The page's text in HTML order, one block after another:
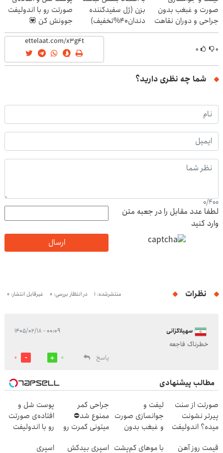
صورت و غبغب بدون
جراحی و دوران نقاهت
✨
بزن (ژل سفیدکننده
دندان40%تخفیف)
صورتت رو با اندولیفت
جوونش کن 💟
۰ ۰
شما چه نظری دارید؟
0/400
لطفا عدد مقابل را در جعبه متن
وارد کنید
ارسال
نظرات منتشرشده: 1 در انتظار بررسی: 0 غیرقابل انتشار: 0
سهیلاگزانی ۰۰:۰۹ - ۱۴۰۵/۰۲/۱۸
خطرناک فاجعه
پاسخ
0
0
مطالب پیشنهادی
صورتت از سنت
پیرتر نشونت
میده؟ اندولیفت
🔰
لیفت و
جوانسازی صورت
و غبغب بدون
نقاهت ✨
جراحی کمر
ممنوع شد⛔
میتونی کمرت رو
کنی! 👈🏻
پوست شل و
افتاده‌ی صورتت
رو با اندولیفت
قیمت روز آهن
با موهای کم‌پشت اسپری بیدکش اسپری